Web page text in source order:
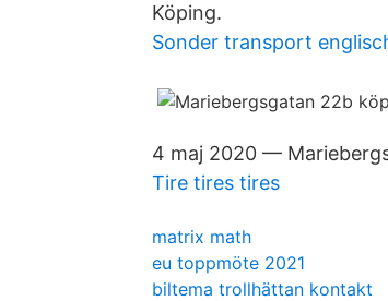
Köping.
Sonder transport
4 maj 2020 —
Tire tires tires
matrix math
eu toppmöte 2021
biltema trollhättan kontakt